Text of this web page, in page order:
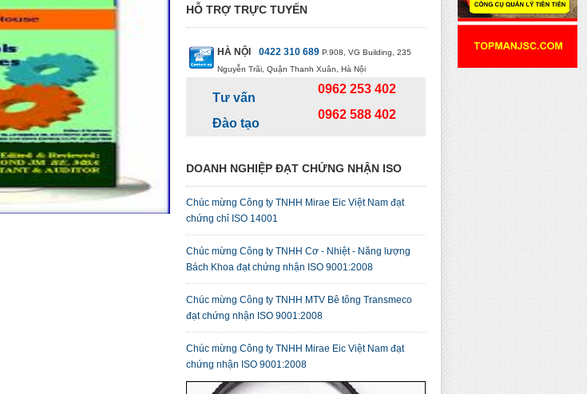
HỖ TRỢ TRỰC TUYẾN
HÀ NỘI 0422 310 689 P.908, VG Building, 235
Nguyễn Trãi, Quận Thanh Xuân, Hà Nội
Tư vấn
0962 253 402
Đào tạo
0962 588 402
DOANH NGHIỆP ĐẠT CHỨNG NHẬN ISO
Chúc mừng Công ty TNHH Mirae Eic Việt Nam đạt
chứng chỉ ISO 14001
Chúc mừng Công ty TNHH Cơ - Nhiệt - Năng lượng
Bách Khoa đạt chứng nhận ISO 9001:2008
Chúc mừng Công ty TNHH MTV Bê tông Transmeco
đạt chứng nhận ISO 9001:2008
Chúc mừng Công ty TNHH Mirae Eic Việt Nam đạt
chứng nhận ISO 9001:2008